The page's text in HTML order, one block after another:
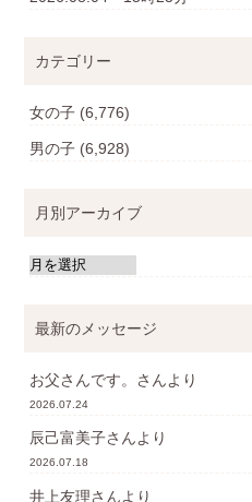
カテゴリー
女の子 (6,776)
男の子 (6,928)
月別アーカイブ
最新のメッセージ
お父さんです。 さんより
2026.07.24
辰己富美子さんより
2026.07.18
井上友理さんより